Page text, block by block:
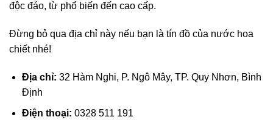
độc đáo, từ phổ biến đến cao cấp.
Đừng bỏ qua địa chỉ này nếu bạn là tín đồ của nước hoa
chiết nhé!
Địa chỉ: 32 Hàm Nghi, P. Ngô Mây, TP. Quy Nhơn, Bình
Định
Điện thoại: 0328 511 191